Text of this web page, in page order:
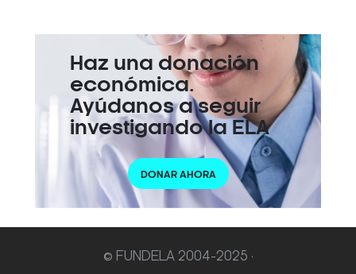
Haz una donación
económica.
Ayúdanos a seguir
investigando la ELA
DONAR AHORA
© FUNDELA 2004-2025 ·